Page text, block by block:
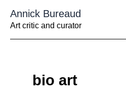
contenu
Annick Bureaud
Art critic and curator
bio art